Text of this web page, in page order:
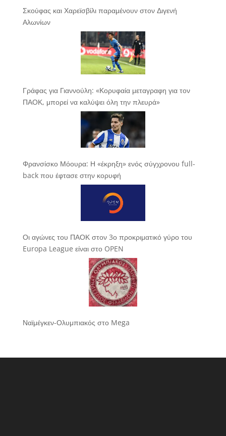
Σκούφας και Χαρεϊσβίλι παραμένουν στον Διγενή
Αλωνίων
Γράφας για Γιαννούλη: «Κορυφαία μεταγραφη για τον
ΠΑΟΚ, μπορεί να καλύψει όλη την πλευρά»
Φρανσίσκο Μόουρα: Η «έκρηξη» ενός σύγχρονου full-
back που έφτασε στην κορυφή
Οι αγώνες του ΠΑΟΚ στον 3ο προκριματικό γύρο του
Europa League είναι στο OPEN
Ναϊμέγκεν-Ολυμπιακός στο Mega